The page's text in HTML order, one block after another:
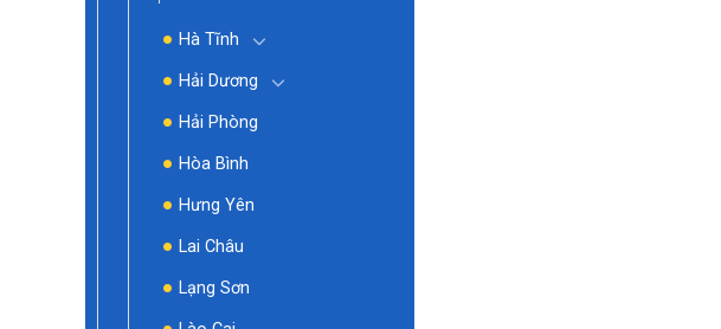
Hà Tĩnh
Hải Dương
Hải Phòng
Hòa Bình
Hưng Yên
Lai Châu
Lạng Sơn